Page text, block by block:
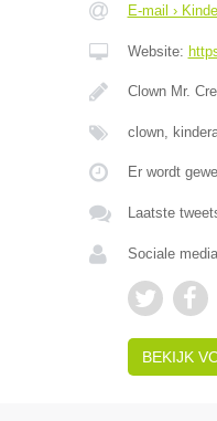
E-mail ›
Website:
Clown Mr.
clown,
Er wordt
Laatste
Sociale
BEKIJK